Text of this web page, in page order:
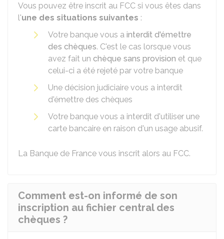
Vous pouvez être inscrit au FCC si vous êtes dans
l'une des situations suivantes :
Votre banque vous a interdit d'émettre
des chèques. C'est le cas lorsque vous
avez fait un chèque sans provision et que
celui-ci a été rejeté par votre banque
Une décision judiciaire vous a interdit
d'émettre des chèques
Votre banque vous a interdit d'utiliser une
carte bancaire en raison d'un usage abusif.
La Banque de France vous inscrit alors au FCC.
Comment est-on informé de son
inscription au fichier central des
chèques ?